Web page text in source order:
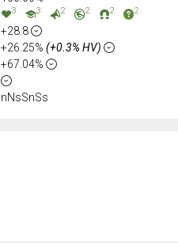
3 3 2 2 2 2
+28.8
+26.25% (+0.3% HV)
+67.04%
nNsSnSs